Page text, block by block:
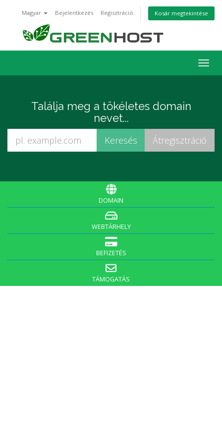
Magyar Bejelentkezés Regisztráció Kosár megtekintése
a
Találja meg a tökéletes domain
nevet...
DOMAIN
WEBTÁRHELY
BEFIZETÉS
TÁMOGATÁS